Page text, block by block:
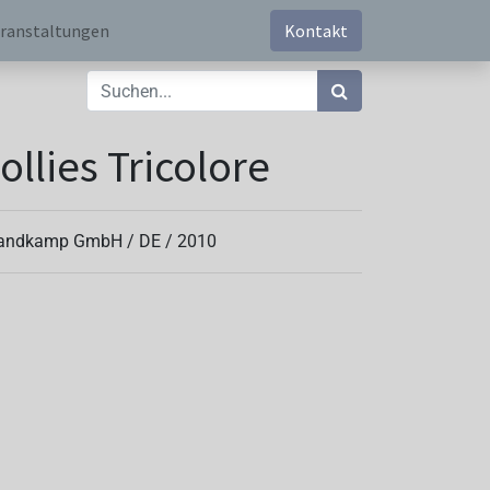
Kontakt
Tricolore
GmbH / DE / 2010